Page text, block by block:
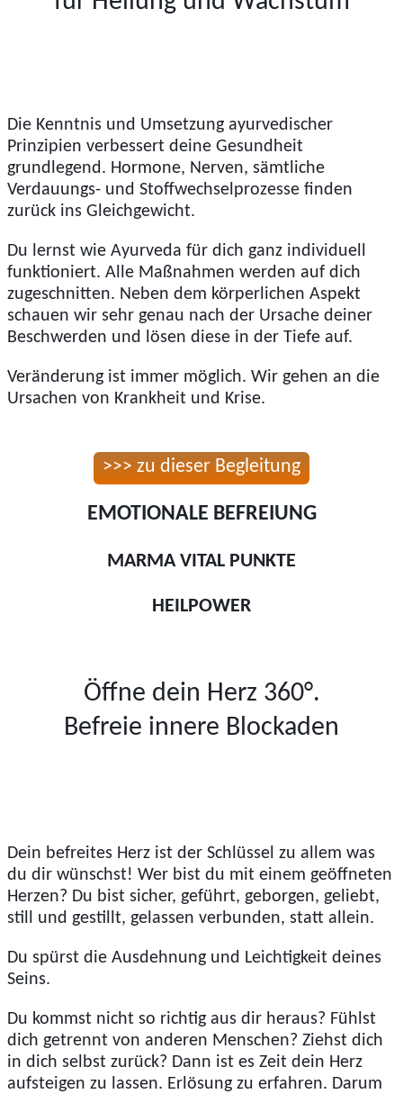
Die Kenntnis und Umsetzung ayurvedischer
Prinzipien verbessert deine Gesundheit
grundlegend. Hormone, Nerven, sämtliche
Verdauungs- und Stoffwechselprozesse finden
zurück ins Gleichgewicht.
Du lernst wie Ayurveda für dich ganz individuell
funktioniert. Alle Maßnahmen werden auf dich
zugeschnitten. Neben dem körperlichen Aspekt
schauen wir sehr genau nach der Ursache deiner
Beschwerden und lösen diese in der Tiefe auf.
Veränderung ist immer möglich. Wir gehen an die
Ursachen von Krankheit und Krise.
>>> zu dieser Begleitung
EMOTIONALE BEFREIUNG
MARMA VITAL PUNKTE
HEILPOWER
Öffne dein Herz 360°.
Befreie innere Blockaden
Dein befreites Herz ist der Schlüssel zu allem was
du dir wünschst! Wer bist du mit einem geöffneten
Herzen? Du bist sicher, geführt, geborgen, geliebt,
still und gestillt, gelassen verbunden, statt allein.
Du spürst die Ausdehnung und Leichtigkeit deines
Seins.
Du kommst nicht so richtig aus dir heraus? Fühlst
dich getrennt von anderen Menschen? Ziehst dich
in dich selbst zurück? Dann ist es Zeit dein Herz
aufsteigen zu lassen. Erlösung zu erfahren. Darum